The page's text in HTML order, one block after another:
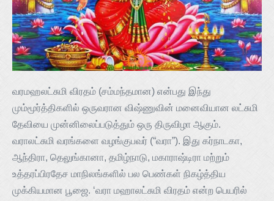
வரமஹலட்சுமி விரதம் (சம்மந்தமான) என்பது இந்து
மும்மூர்த்திகளில் ஒருவரான விஷ்ணுவின் மனைவியான லட்சுமி
தேவியை முன்னிலைப்படுத்தும் ஒரு திருவிழா ஆகும்.
வராலட்சுமி வரங்களை வழங்குபவர் (“வரா”). இது கர்நாடகா,
ஆந்திரா, தெலுங்கானா, தமிழ்நாடு, மகாராஷ்டிரா மற்றும்
உத்தரப்பிரதேச மாநிலங்களில் பல பெண்கள் நிகழ்த்திய
முக்கியமான பூஜை. ‘வரா மஹாலட்சுமி விரதம் என்ற பெயரில்